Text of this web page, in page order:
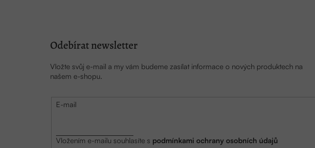
Odebírat newsletter
Vložte svůj e-mail a my vám budeme zasílat informace o nových produktech na
našem e-shopu.
E-mail
Vložením e-mailu souhlasíte s podmínkami ochrany osobních údajů